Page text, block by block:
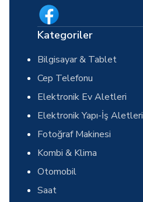
Kategoriler
Bilgisayar & Tablet
Cep Telefonu
Elektronik Ev Aletleri
Elektronik Yapı-İş Aletleri
Fotoğraf Makinesi
Kombi & Klima
Otomobil
Saat